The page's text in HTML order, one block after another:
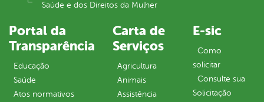
Saúde e dos Direitos da Mulher
Portal da
Transparência
Educação
Saúde
Atos normativos
Carta de
Serviços
Agricultura
Animais
Assistência
E-sic
Como
solicitar
Consulte sua
Solicitação